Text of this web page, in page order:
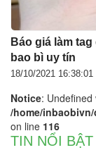
Báo giá làm
bao bì uy tín
18/10/2021 16:38:01
Notice:
/home/
on line 116
TIN NỔI BẬT